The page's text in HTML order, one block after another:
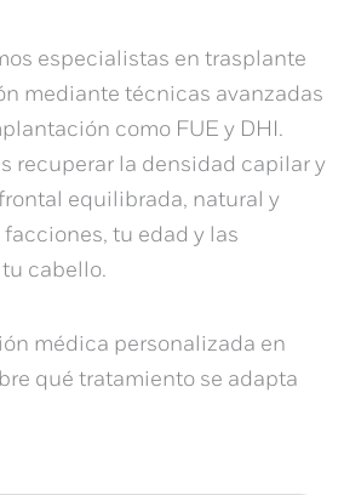
especialistas en trasplante
mediante técnicas avanzadas
como FUE y DHI.
recuperar la densidad capilar y
equilibrada, natural y
tu edad y las
cabello.
médica personalizada en
qué tratamiento se adapta